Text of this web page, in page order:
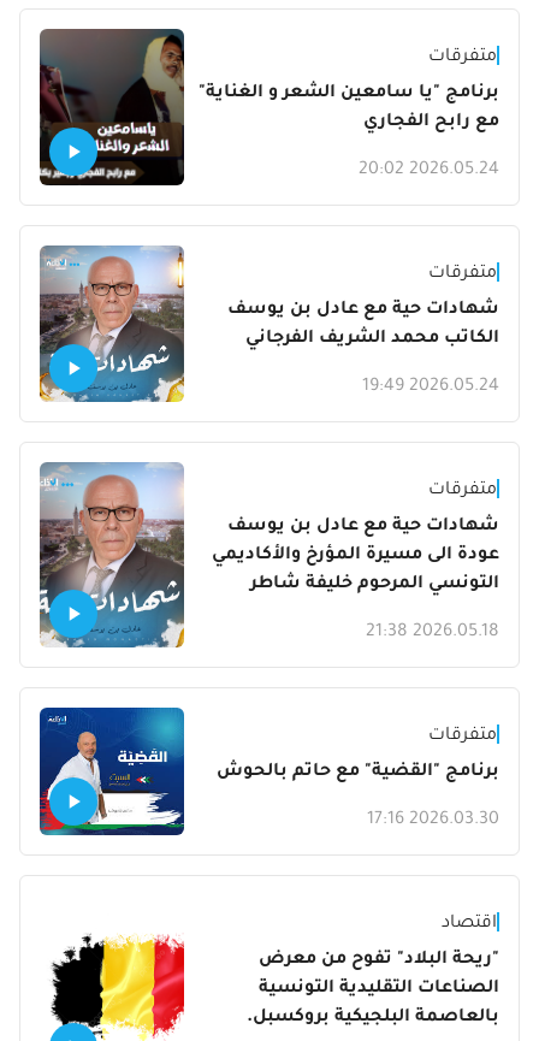
متفرقات
برنامج "يا سامعين الشعر و الغناية"
مع رابح الفجاري
2026.05.24 20:02
متفرقات
شهادات حية مع عادل بن يوسف
الكاتب محمد الشريف الفرجاني
2026.05.24 19:49
متفرقات
شهادات حية مع عادل بن يوسف
عودة الى مسيرة المؤرخ والأكاديمي
التونسي المرحوم خليفة شاطر
2026.05.18 21:38
متفرقات
برنامج "القضية" مع حاتم بالحوش
2026.03.30 17:16
اقتصاد
"ريحة البلاد" تفوح من معرض
الصناعات التقليدية التونسية
بالعاصمة البلجيكية بروكسبل.